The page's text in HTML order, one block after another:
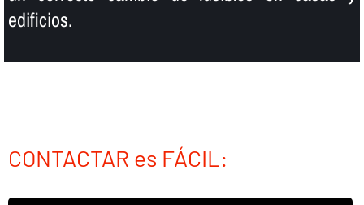
edificios.
CONTACTAR es FÁCIL: